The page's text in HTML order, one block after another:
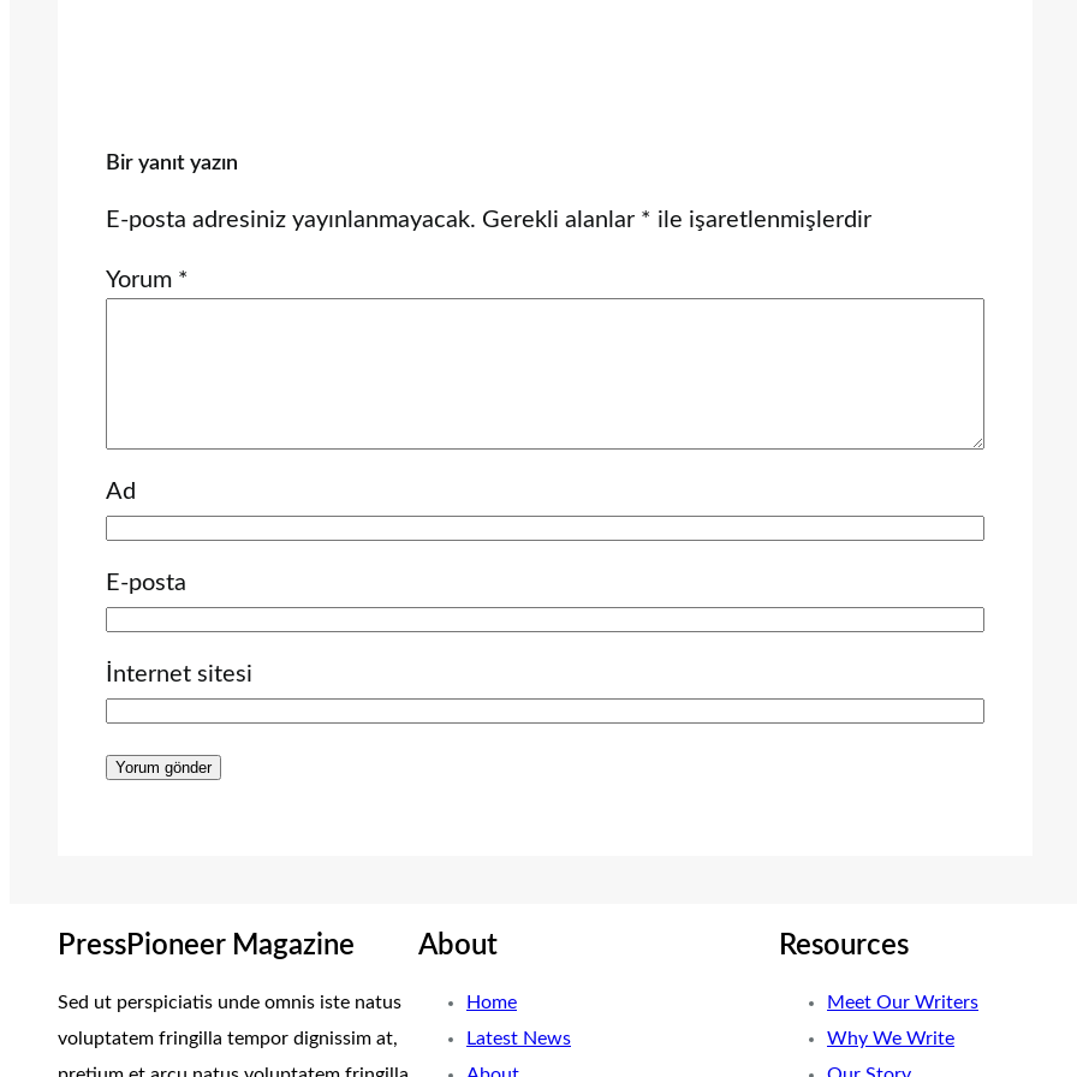
Bir yanıt yazın
E-posta adresiniz yayınlanmayacak. Gerekli alanlar * ile işaretlenmişlerdir
Yorum *
Ad
E-posta
İnternet sitesi
PressPioneer Magazine
Sed ut perspiciatis unde omnis iste natus
voluptatem fringilla tempor dignissim at,
About
Home
Latest News
Resources
Meet Our Writers
Why We Write